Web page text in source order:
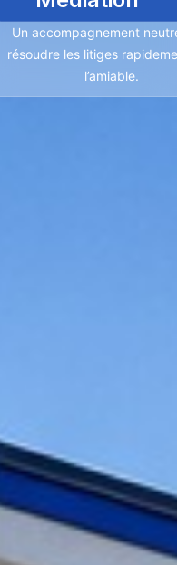
Un accompagnement
résoudre les litiges
l’amiable.